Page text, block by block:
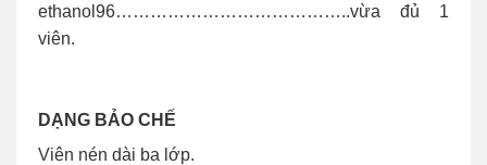
ethanol96…………………………………..vừa đủ 1
viên.
DẠNG BẢO CHẾ
Viên nén dài ba lớp.